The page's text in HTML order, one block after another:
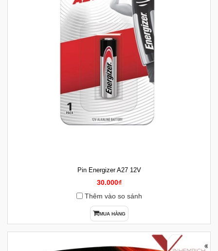
Pin Energizer A27 12V
30.000₫
Thêm vào so sánh
MUA HÀNG